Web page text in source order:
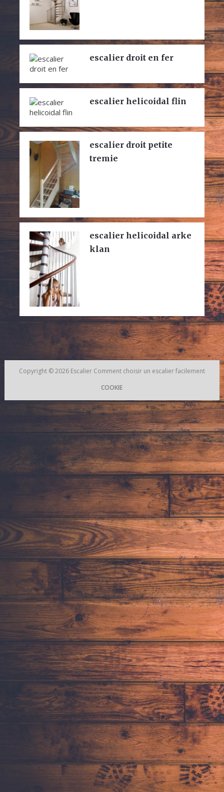
escalier droit en fer
escalier helicoidal flin
escalier droit petite
tremie
escalier helicoidal arke
klan
Copyright © 2026 Escalier Comment choisir un escalier facilement
COOKIE